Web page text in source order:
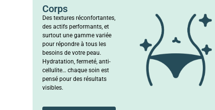
Corps
Des textures réconfortantes,
des actifs performants, et
surtout une gamme variée
pour répondre à tous les
besoins de votre peau.
Hydratation, fermeté, anti-
cellulite… chaque soin est
pensé pour des résultats
visibles.